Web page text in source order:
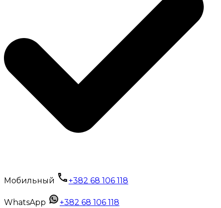
Мобильный +382 68 106 118
WhatsApp +382 68 106 118